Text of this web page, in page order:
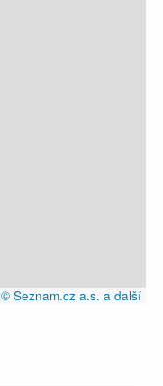
© Seznam.cz a.s. a další